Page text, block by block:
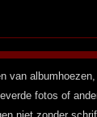
van
fotos of